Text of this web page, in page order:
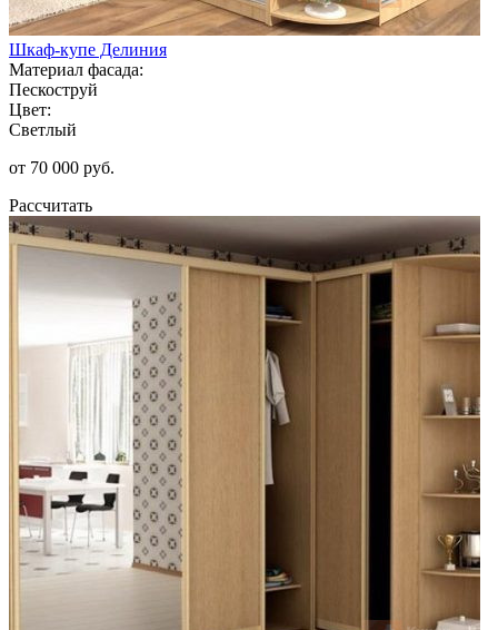
Шкаф-купе Делиния
Материал фасада:
Пескоструй
Цвет:
Светлый
от 70 000 руб.
Рассчитать